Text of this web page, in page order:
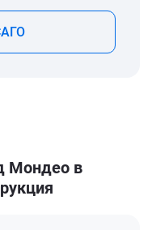
Мондео в